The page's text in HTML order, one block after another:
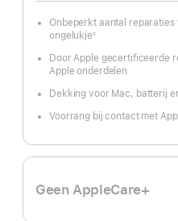
Onbeperkt aantal reparaties
ongelukje
Voetnoot
◊
Door Apple gecertificeerde
Apple onderdelen
Dekking voor Mac, batterij
Voorrang bij contact met
Geen AppleCare+